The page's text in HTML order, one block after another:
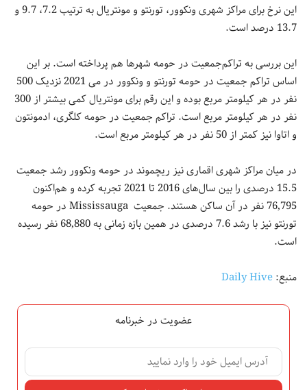
این نرخ برای مراکز شهری ونکوور، تورنتو و مونتریال به ترتیب 7.2، 9.7 و
13.7 درصد است.
این بررسی به تراکم‌جمعیت در حومه شهرها هم پرداخته است. بر این
اساس تراکم جمعیت در حومه تورنتو و ونکوور در می 2021 نزدیک 500
نفر در هر کیلومتر مربع بوده و این رقم برای مونتریال کمی بیشتر از 300
نفر در هر کیلومتر مربع است. تراکم جمعیت در حومه کلگری، ادمونتون
و اتاوا نیز کمتر از 50 نفر در هر کیلومتر مربع است.
در میان مراکز شهری اقماری نیز ریچموند در حومه ونکوور رشد جمعیت
15.5 درصدی را بین سال‌های 2016 تا 2021 تجربه کرده و هم‌اکنون
76,795 نفر در آن ساکن هستند. جمعیت Mississauga در حومه
تورنتو نیز با رشد 7.6 درصدی در همین بازه زمانی به 68,880 نفر رسیده
است.
منبع:Daily Hive
عضویت در خبرنامه